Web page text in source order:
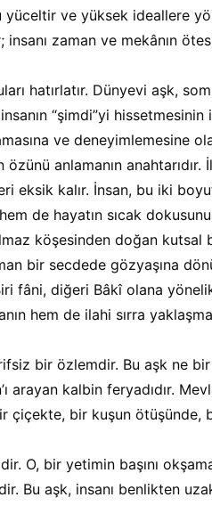
yüceltir ve yüksek ideallere
zaman ve mekânın
hatırlatır. Dünyevi aşk,
“şimdi”yi hissetmesinin
ve deneyimlemesine
özünü anlamanın
eksik kalır. İnsan, bu iki
de hayatın sıcak
köşesinden doğan kutsal
bir secdede gözyaşına
fâni, diğeri Bâkî olana
hem de ilahi sırra
bir özlemdir. Bu aşk ne
arayan kalbin feryadıdır.
çiçekte, bir kuşun ötüşünde,
O, bir yetimin başını
Bu aşk, insanı benlikten